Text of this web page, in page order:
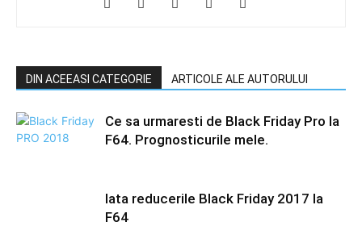
DIN ACEEASI CATEGORIE ARTICOLE ALE AUTORULUI
Ce sa urmaresti de Black Friday Pro la
F64. Prognosticurile mele.
Iata reducerile Black Friday 2017 la
F64